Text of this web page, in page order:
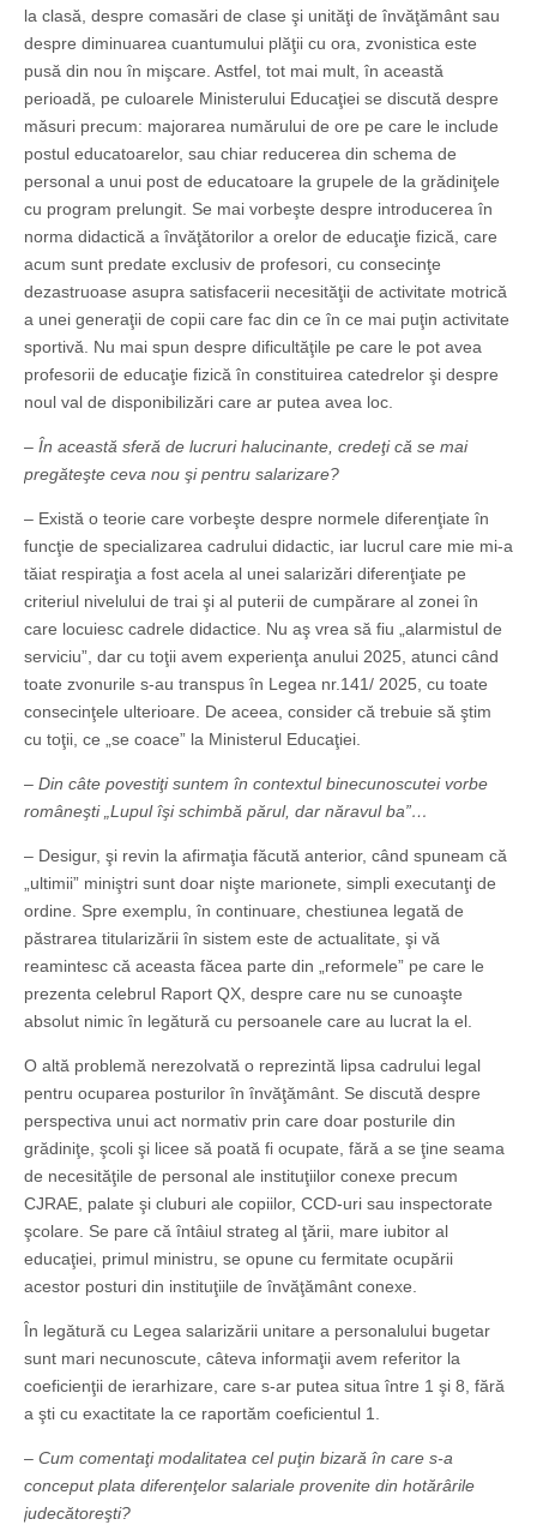
la clasă, despre comasări de clase şi unităţi de învăţământ sau
despre diminuarea cuantumului plăţii cu ora, zvonistica este
pusă din nou în mişcare. Astfel, tot mai mult, în această
perioadă, pe culoarele Ministerului Educaţiei se discută despre
măsuri precum: majorarea numărului de ore pe care le include
postul educatoarelor, sau chiar reducerea din schema de
personal a unui post de educatoare la grupele de la grădiniţele
cu program prelungit. Se mai vorbeşte despre introducerea în
norma didactică a învăţătorilor a orelor de educaţie fizică, care
acum sunt predate exclusiv de profesori, cu consecinţe
dezastruoase asupra satisfacerii necesităţii de activitate motrică
a unei generaţii de copii care fac din ce în ce mai puţin activitate
sportivă. Nu mai spun despre dificultăţile pe care le pot avea
profesorii de educaţie fizică în constituirea catedrelor şi despre
noul val de disponibilizări care ar putea avea loc.
– În această sferă de lucruri halucinante, credeţi că se mai
pregăteşte ceva nou şi pentru salarizare?
– Există o teorie care vorbeşte despre normele diferenţiate în
funcţie de specializarea cadrului didactic, iar lucrul care mie mi-a
tăiat respiraţia a fost acela al unei salarizări diferenţiate pe
criteriul nivelului de trai şi al puterii de cumpărare al zonei în
care locuiesc cadrele didactice. Nu aş vrea să fiu „alarmistul de
serviciu”, dar cu toţii avem experienţa anului 2025, atunci când
toate zvonurile s-au transpus în Legea nr.141/ 2025, cu toate
consecinţele ulterioare. De aceea, consider că trebuie să ştim
cu toţii, ce „se coace” la Ministerul Educaţiei.
– Din câte povestiţi suntem în contextul binecunoscutei vorbe
româneşti „Lupul îşi schimbă părul, dar năravul ba”…
– Desigur, şi revin la afirmaţia făcută anterior, când spuneam că
„ultimii” miniştri sunt doar nişte marionete, simpli executanţi de
ordine. Spre exemplu, în continuare, chestiunea legată de
păstrarea titularizării în sistem este de actualitate, şi vă
reamintesc că aceasta făcea parte din „reformele” pe care le
prezenta celebrul Raport QX, despre care nu se cunoaşte
absolut nimic în legătură cu persoanele care au lucrat la el.
O altă problemă nerezolvată o reprezintă lipsa cadrului legal
pentru ocuparea posturilor în învăţământ. Se discută despre
perspectiva unui act normativ prin care doar posturile din
grădiniţe, şcoli şi licee să poată fi ocupate, fără a se ţine seama
de necesităţile de personal ale instituţiilor conexe precum
CJRAE, palate şi cluburi ale copiilor, CCD-uri sau inspectorate
şcolare. Se pare că întâiul strateg al ţării, mare iubitor al
educaţiei, primul ministru, se opune cu fermitate ocupării
acestor posturi din instituţiile de învăţământ co­nexe.
În legătură cu Legea salarizării unitare a personalului bugetar
sunt mari necunoscute, câteva informaţii avem referitor la
coeficienţii de ierarhizare, care s-ar putea situa între 1 şi 8, fără
a şti cu exactitate la ce raportăm coeficientul 1.
– Cum comentaţi modalitatea cel puţin bizară în care s-a
conceput plata diferenţelor salariale provenite din hotărârile
judecătoreşti?